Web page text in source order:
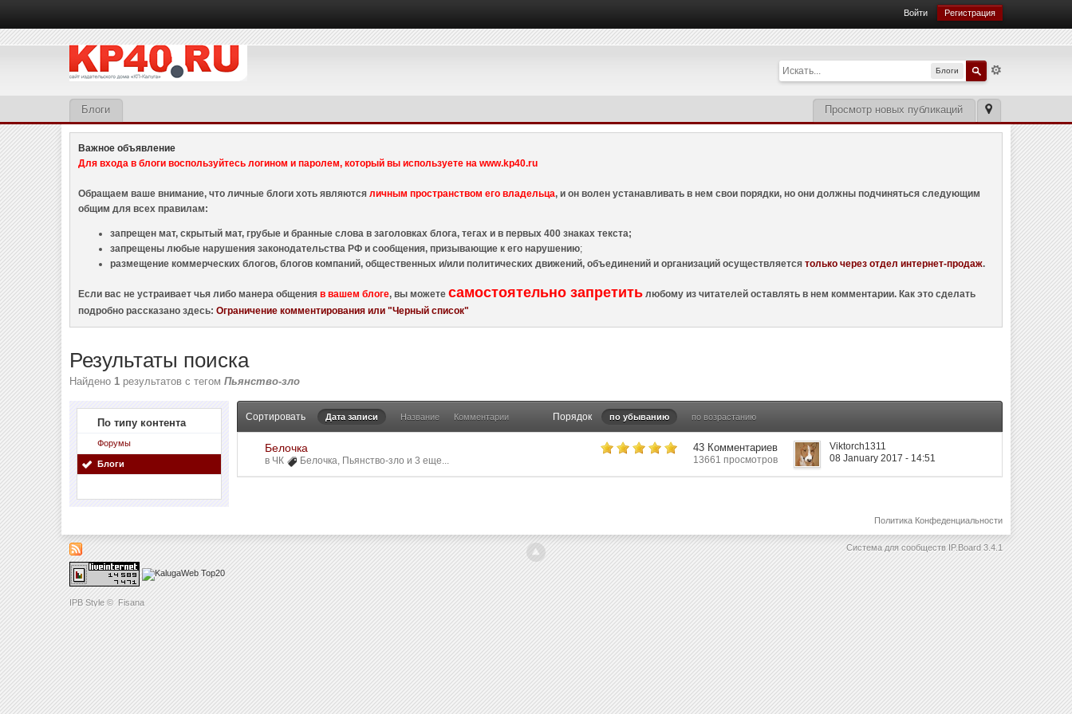
IPB Style © Fisana
Войти Регистрация
Блоги
Просмотр новых публикаций
Блоги
Важное объявление
Для входа в блоги воспользуйтесь логином и паролем, который вы используете на www.kp40.ru
Обращаем ваше внимание, что личные блоги хоть являютсяличным пространством его владельца, и он волен устанавливать в нем свои порядки, но они должны подчиняться следующим
общим для всех правилам:
запрещен мат, скрытый мат, грубые и бранные слова в заголовках блога, тегах и в первых 400 знаках текста;
запрещены любые нарушения законодательства РФ и сообщения, призывающие к его нарушению;
размещение коммерческих блогов, блогов компаний, общественных и/или политических движений, объединений и организаций осуществляетсятолько через отдел интернет-продаж.
Если вас не устраивает чья либо манера общенияв вашем блоге, вы можетесамостоятельно запретить любому из читателей оставлять в нем комментарии. Как это сделать
подробно рассказано здесь:Ограничение комментирования или "Черный список"
Результаты поиска
Найдено1 результатов с тегомПьянство-зло
По типу контента
Форумы
Блоги
Сортировать Дата записи Название Комментарии Порядок по убыванию по возрастанию
Белочка
в ЧК Белочка, Пьянство-зло и 3 еще...
43 Комментариев
13661 просмотров
Viktorch1311
08 January 2017 - 14:51
Политика Конфеденциальности
Система для сообществ IP.Board 3.4.1